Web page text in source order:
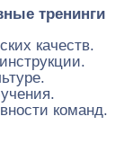
тренинги
качеств.
команд.